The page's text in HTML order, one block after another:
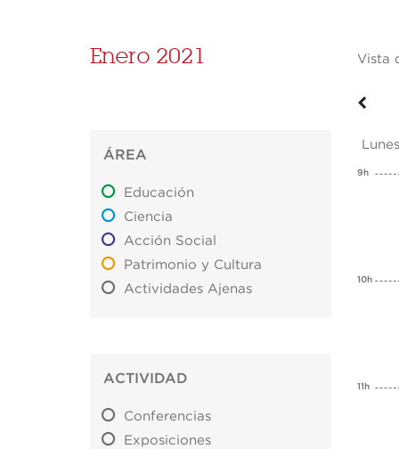
Enero 2021 Vista
ÁREA
Educación
Ciencia
Acción Social
Patrimonio y Cultura
Actividades Ajenas
ACTIVIDAD
Conferencias
Exposiciones
Lunes
9h
10h
11h